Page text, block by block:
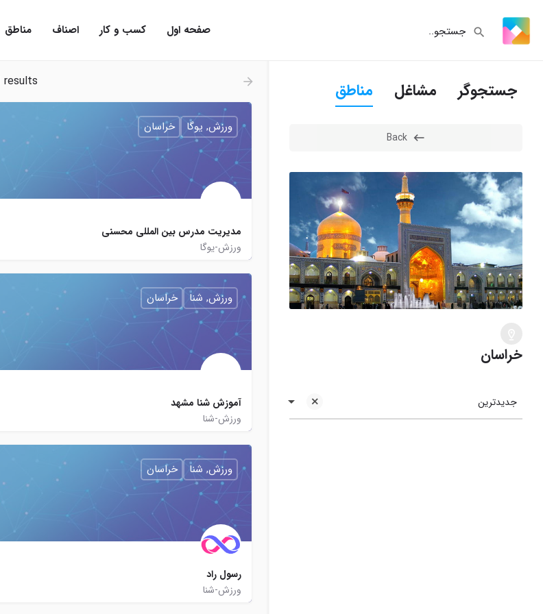
صفحه اول کسب و کار اصناف مناطق
جستجوگر مشاغل مناطق
Back
خراسان
جدیدترین
results
مدیریت مدرس بین المللی محسنی
ورزش-یوگا
ورزش, یوگا خراسان
آموزش شنا مشهد
ورزش-شنا
joinchat/B1yXgkCtRg6Y7xClexaCjA
ورزش, شنا خراسان
رسول راد
ورزش-شنا
ورزش, شنا خراسان